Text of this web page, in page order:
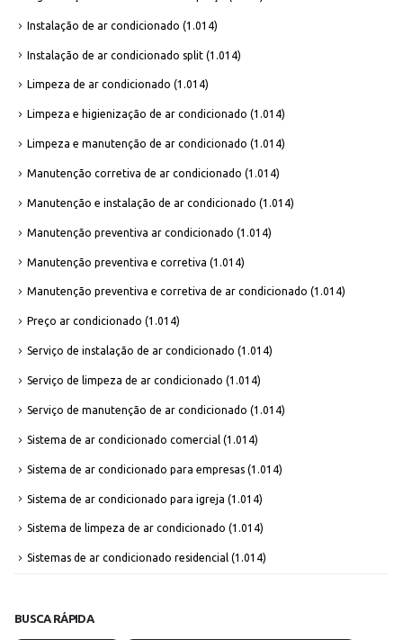
Instalação de ar condicionado (1.014)
Instalação de ar condicionado split (1.014)
Limpeza de ar condicionado (1.014)
Limpeza e higienização de ar condicionado (1.014)
Limpeza e manutenção de ar condicionado (1.014)
Manutenção corretiva de ar condicionado (1.014)
Manutenção e instalação de ar condicionado (1.014)
Manutenção preventiva ar condicionado (1.014)
Manutenção preventiva e corretiva (1.014)
Manutenção preventiva e corretiva de ar condicionado (1.014)
Preço ar condicionado (1.014)
Serviço de instalação de ar condicionado (1.014)
Serviço de limpeza de ar condicionado (1.014)
Serviço de manutenção de ar condicionado (1.014)
Sistema de ar condicionado comercial (1.014)
Sistema de ar condicionado para empresas (1.014)
Sistema de ar condicionado para igreja (1.014)
Sistema de limpeza de ar condicionado (1.014)
Sistemas de ar condicionado residencial (1.014)
BUSCA RÁPIDA